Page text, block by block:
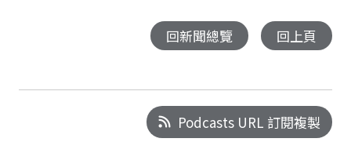
回新聞總覽 回上頁
Podcasts URL 訂閱複製